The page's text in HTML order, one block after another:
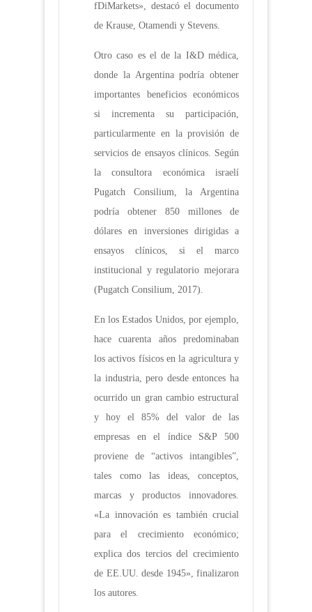
fDiMarkets», destacó el documento
de Krause, Otamendi y Stevens.
Otro caso es el de la I&D médica,
donde la Argentina podría obtener
importantes beneficios económicos
si incrementa su participación,
particularmente en la provisión de
servicios de ensayos clínicos. Según
la consultora económica israelí
Pugatch Consilium, la Argentina
podría obtener 850 millones de
dólares en inversiones dirigidas a
ensayos clínicos, si el marco
institucional y regulatorio mejorara
(Pugatch Consilium, 2017).
En los Estados Unidos, por ejemplo,
hace cuarenta años predominaban
los activos físicos en la agricultura y
la industria, pero desde entonces ha
ocurrido un gran cambio estructural
y hoy el 85% del valor de las
empresas en el índice S&P 500
proviene de “activos intangibles”,
tales como las ideas, conceptos,
marcas y productos innovadores.
«La innovación es también crucial
para el crecimiento económico;
explica dos tercios del crecimiento
de EE.UU. desde 1945», finalizaron
los autores.